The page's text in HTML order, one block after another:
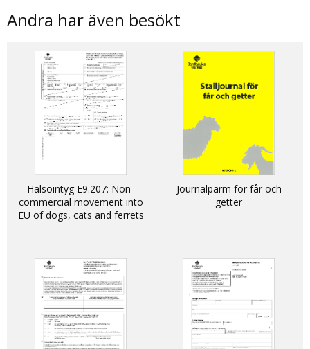
Andra har även besökt
Hälsointyg E9.207: Non-
commercial movement into
EU of dogs, cats and ferrets
Journalpärm för får och
getter